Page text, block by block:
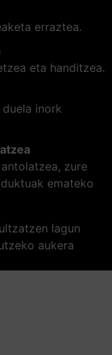
erraztea.
eta handitzea.
inork
zure
emateko
lagun
aukera